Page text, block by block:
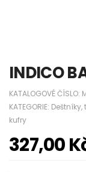
INDICO
KATALOGOVÉ ČÍSLO:
KATEGORIE:
kufry
327,00